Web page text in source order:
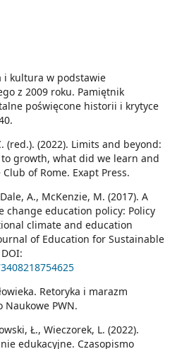
i kultura w podstawie
z 2009 roku. Pamiętnik
poświęcone historii i krytyce
(red.). (2022). Limits and beyond:
growth, what did we learn and
of Rome. Exapt Press.
A., McKenzie, M. (2017). A
change education policy: Policy
climate and education
of Education for Sustainable
Retoryka i marazm
PWN.
Ł., Wieczorek, L. (2022).
edukacyjne. Czasopismo